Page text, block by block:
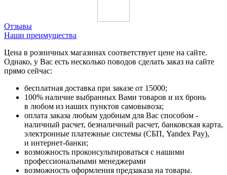
Отзывы
Наши преимущества
Цена в розничных магазинах соответствует цене на сайте.
Однако, у Вас есть несколько поводов сделать заказ на сайте
прямо сейчас:
бесплатная доставка при заказе от 15000;
100% наличие выбранных Вами товаров и их бронь
в любом из наших пунктов самовывоза;
оплата заказа любым удобным для Вас способом -
наличный расчет, безналичный расчет, банковская карта,
электронные платежные системы (СБП, Yandex Pay),
и интернет-банки;
возможность проконсультироваться с нашими
профессиональными менеджерами
возможность оформления предзаказа на товары.